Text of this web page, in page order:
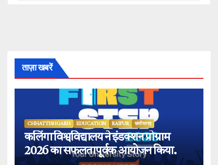
ताज़ा खबरें
CHHATTISHGARH EDUCATION RAIPUR छत्तीसगढ़
कलिंगा विश्वविद्यालय ने इंडक्शन प्रोग्राम
2026 का सफलतापूर्वक आयोजन किया.